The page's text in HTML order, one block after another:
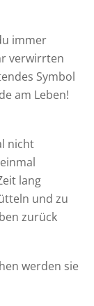
immer
verwirrten
Symbol
am Leben!
nicht
lang
und zu
zurück
werden sie